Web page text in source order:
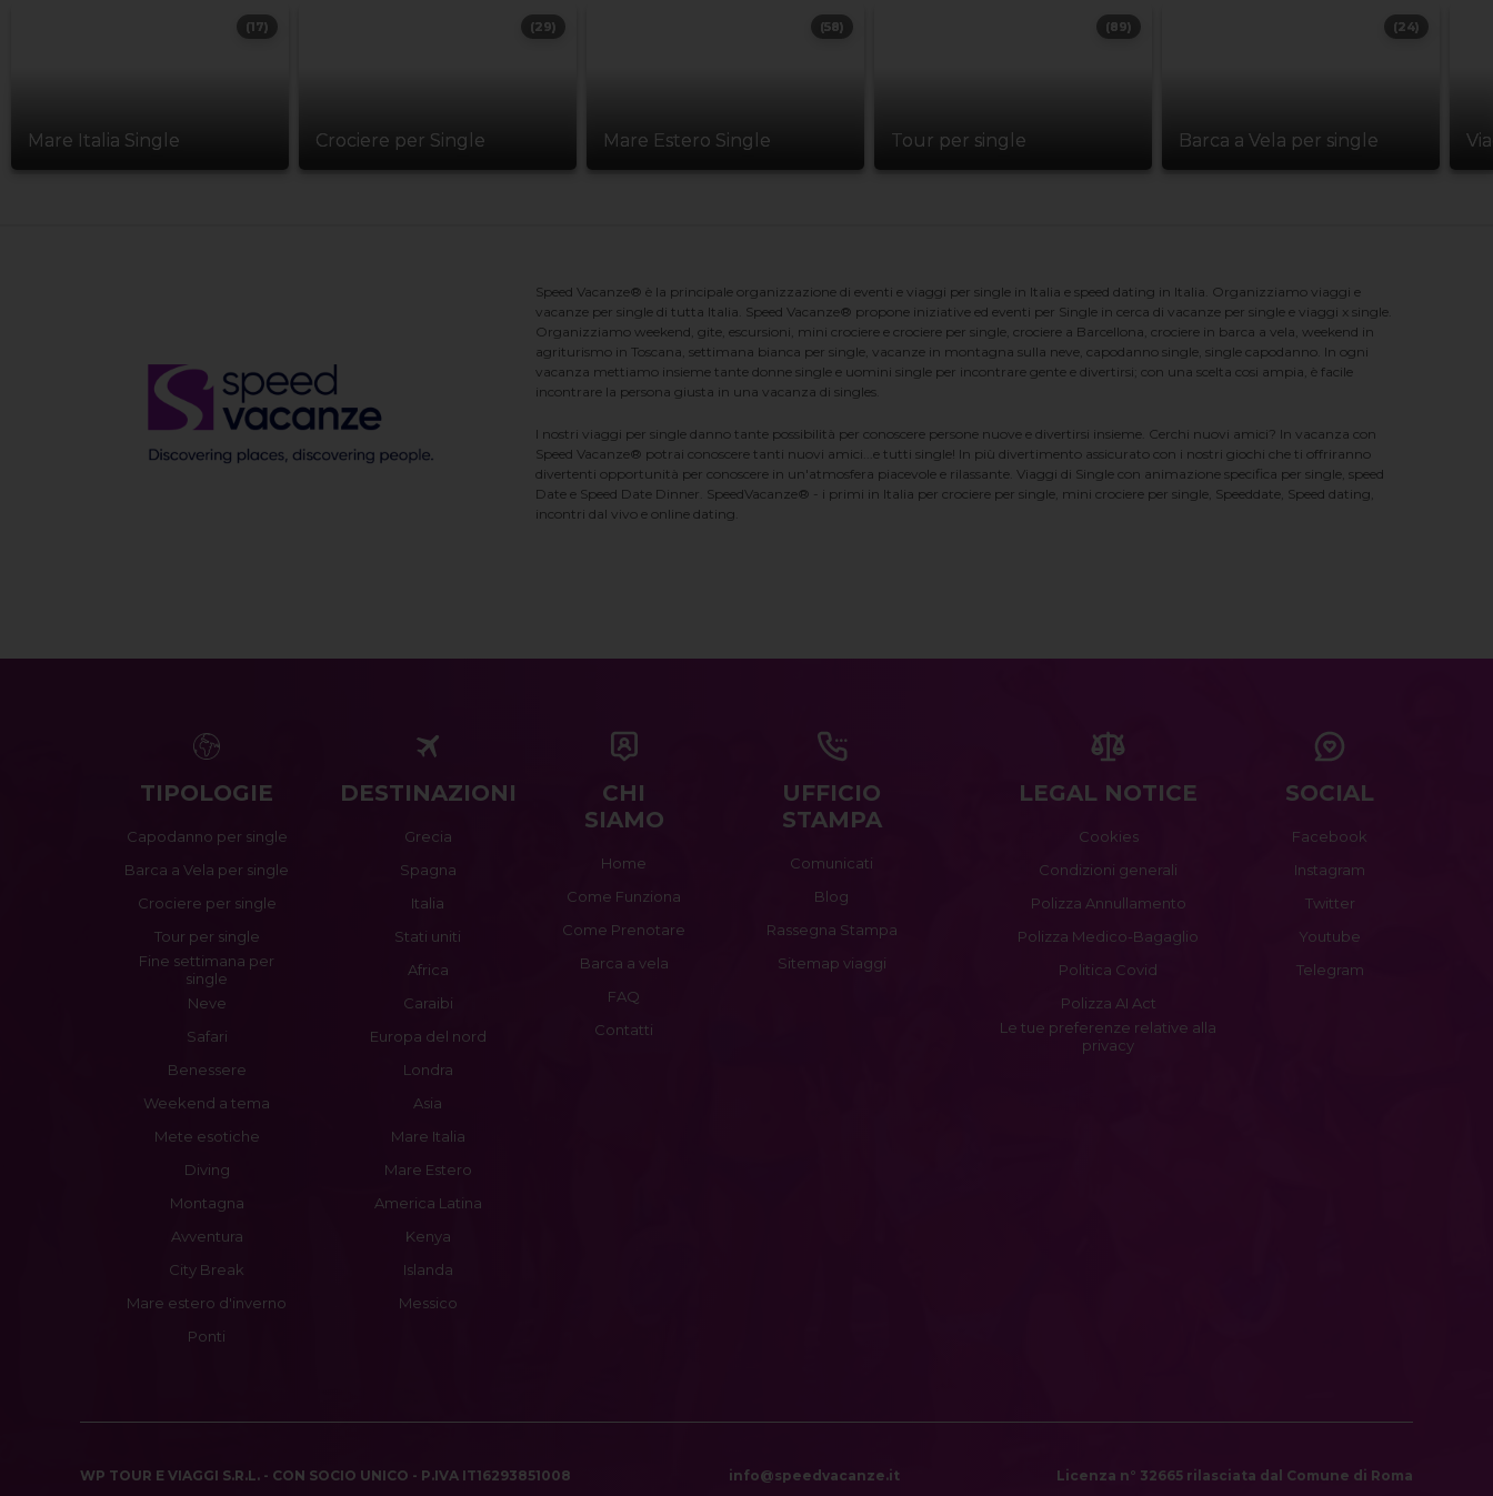
Mare Italia Single
(17)
Crociere per Single
(29)
Mare Estero Single
(58)
Tour per single
(89)
Barca a Vela per single
(24)
Speed Vacanze® è la principale organizzazione di eventi e viaggi per single in Italia e speed dating in Italia. Organizziamo viaggi e
vacanze per single di tutta Italia. Speed Vacanze® propone iniziative ed eventi per Single in cerca di vacanze per single e viaggi x single.
Organizziamo weekend, gite, escursioni, mini crociere e crociere per single, crociere a Barcellona, crociere in barca a vela, weekend in
agriturismo in Toscana, settimana bianca per single, vacanze in montagna sulla neve, capodanno single, single capodanno. In ogni
vacanza mettiamo insieme tante donne single e uomini single per incontrare gente e divertirsi; con una scelta cosi ampia, è facile
incontrare la persona giusta in una vacanza di singles.
I nostri viaggi per single danno tante possibilità per conoscere persone nuove e divertirsi insieme. Cerchi nuovi amici? In vacanza con
Speed Vacanze® potrai conoscere tanti nuovi amici...e tutti single! In più divertimento assicurato con i nostri giochi che ti offriranno
divertenti opportunità per conoscere in un'atmosfera piacevole e rilassante. Viaggi di Single con animazione specifica per single, speed
Date e Speed Date Dinner. SpeedVacanze® - i primi in Italia per crociere per single, mini crociere per single, Speeddate, Speed dating,
incontri dal vivo e online dating.
TIPOLOGIE
Capodanno per single
Barca a Vela per single
Crociere per single
Tour per single
Fine settimana per
single
Neve
Safari
Benessere
Weekend a tema
Mete esotiche
Diving
Montagna
Avventura
City Break
Mare estero d'inverno
Ponti
DESTINAZIONI
Grecia
Spagna
Italia
Stati uniti
Africa
Caraibi
Europa del nord
Londra
Asia
Mare Italia
Mare Estero
America Latina
Kenya
Islanda
Messico
CHI
SIAMO
Home
Come Funziona
Come Prenotare
Barca a vela
FAQ
Contatti
UFFICIO
STAMPA
Comunicati
Blog
Rassegna Stampa
Sitemap viaggi
LEGAL NOTICE
Cookies
Condizioni generali
Polizza Annullamento
Polizza Medico-Bagaglio
Politica Covid
Polizza AI Act
Le tue preferenze relative alla
privacy
SOCIAL
Facebook
Instagram
Twitter
Youtube
Telegram
WP TOUR E VIAGGI S.R.L. - CON SOCIO UNICO - P.IVA IT16293851008 info@speedvacanze.it Licenza n° 32665 rilasciata dal Comune di Roma